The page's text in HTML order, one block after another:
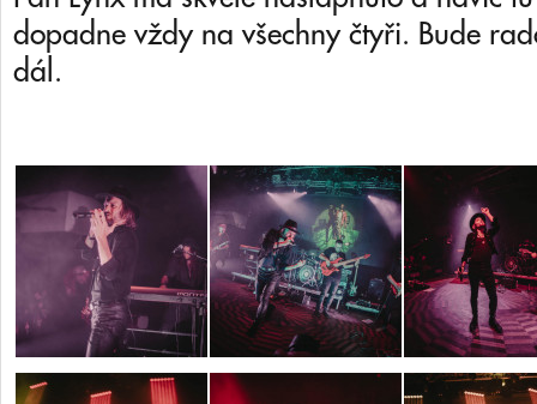
dopadne vždy na všechny čtyři. Bude
dál.